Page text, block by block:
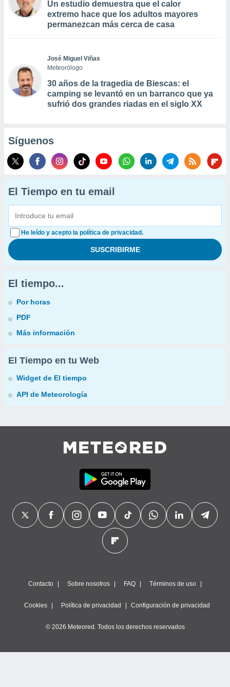
Un estudio demuestra que el calor
extremo hace que los adultos mayores
permanezcan más cerca de casa
José Miguel Viñas
Meteorólogo
30 años de la tragedia de Biescas: el
camping se levantó en un barranco que ya
sufrió dos grandes riadas en el siglo XX
Síguenos
El Tiempo en tu email
He leído y acepto la política de privacidad.
El tiempo...
Por horas
PDF
Más información
El Tiempo en tu Web
Widget de El tiempo
API de Meteorología
Contacto Sobre nosotros FAQ Términos de uso
Cookies Política de privacidad Configuración de privacidad
© 2026 Meteored. Todos los derechos reservados